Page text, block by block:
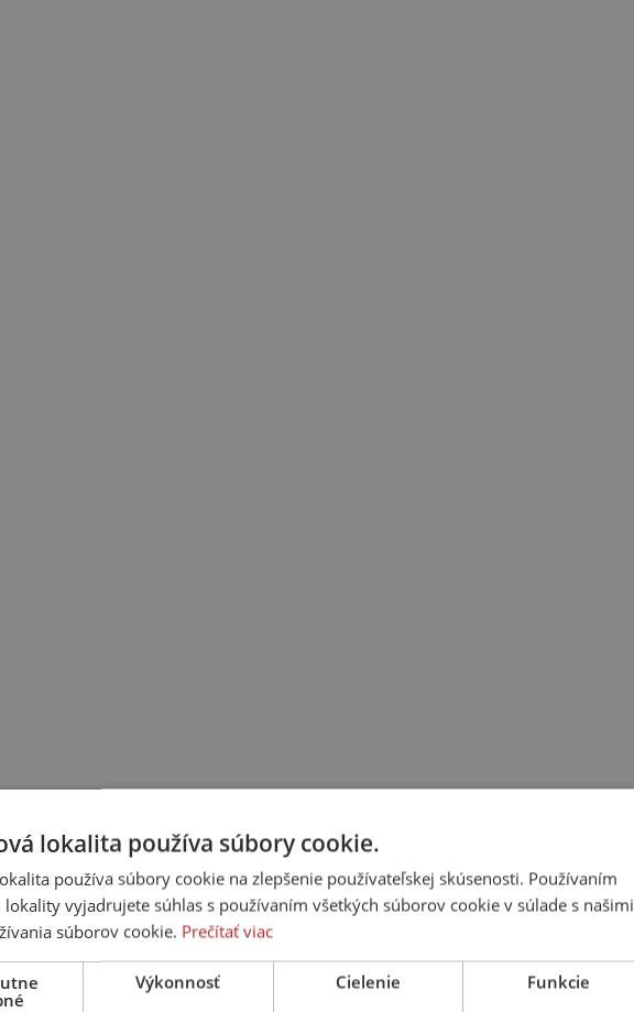
lokalita používa súbory cookie.
používa súbory cookie na zlepšenie používateľskej skúsenosti. Používaním
lokality vyjadrujete súhlas s používaním všetkých súborov cookie v súlade s našimi
súborov cookie. Prečítať viac
Výkonnosť Cielenie Funkcie